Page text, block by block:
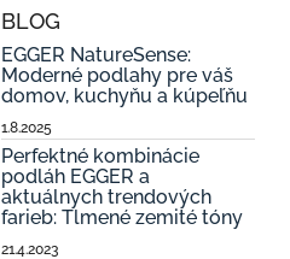
BLOG
EGGER NatureSense:
Moderné podlahy pre váš
domov, kuchyňu a kúpeľňu
1.8.2025
Perfektné kombinácie
podláh EGGER a
aktuálnych trendových
farieb: Tlmené zemité tóny
21.4.2023